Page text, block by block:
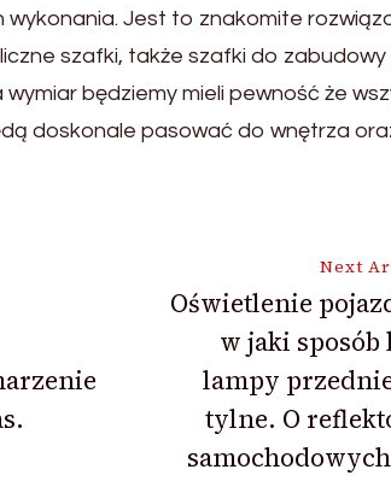
Jest to znakomite
szafki, także szafki do
wymiar będziemy mieli pewność że
doskonale pasować do wnętrza
Next
Oświetlenie
w jaki sposób
lampy
tylne. O